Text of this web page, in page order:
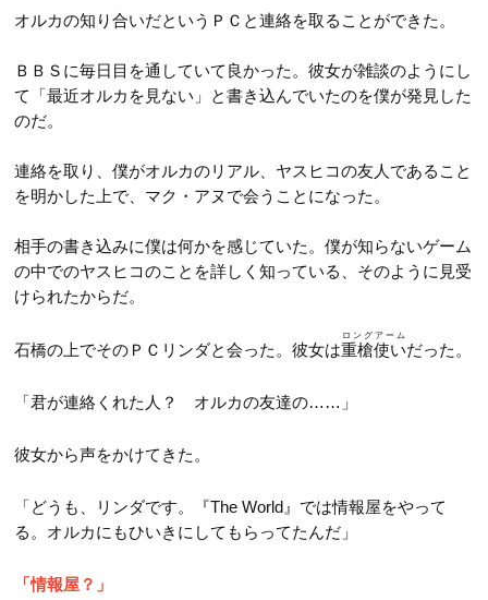
第11話
第14話
第15話
第16話
第18話
第19話
第22話
第30話
第32話
第34話
第36話
第40話
第41話
第42話
第49話
第50話
第51話
第53話
第55話
第61話
第62話
第65話
第66話
第67話 NEW
第69話 NEW
オルカの知り合いだというＰＣと連絡を取ることができた。
ＢＢＳに毎日目を通していて良かった。彼女が雑談のようにし
て「最近オルカを見ない」と書き込んでいたのを僕が発見した
のだ。
連絡を取り、僕がオルカのリアル、ヤスヒコの友人であること
を明かした上で、マク・アヌで会うことになった。
相手の書き込みに僕は何かを感じていた。僕が知らないゲーム
の中でのヤスヒコのことを詳しく知っている、そのように見受
けられたからだ。
石橋の上でそのＰＣリンダと会った。彼女は重槍使い
ロングアーム
だった。
「君が連絡くれた人？ オルカの友達の……」
彼女から声をかけてきた。
「どうも、リンダです。『The World』では情報屋をやって
る。オルカにもひいきにしてもらってたんだ」
「情報屋？」